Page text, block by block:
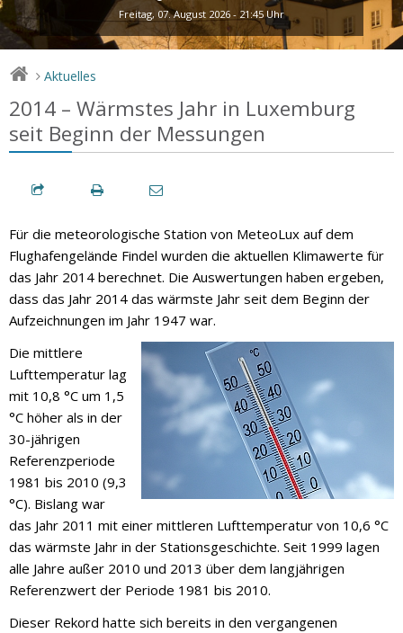
Freitag, 07. August 2026 - 21:45 Uhr
> Aktuelles
2014 – Wärmstes Jahr in Luxemburg
seit Beginn der Messungen
Für die meteorologische Station von MeteoLux auf dem
Flughafengelände Findel wurden die aktuellen Klimawerte für
das Jahr 2014 berechnet. Die Auswertungen haben ergeben,
dass das Jahr 2014 das wärmste Jahr seit dem Beginn der
Aufzeichnungen im Jahr 1947 war.
Die mittlere
Lufttemperatur lag
mit 10,8 °C um 1,5
°C höher als in der
30-jährigen
Referenzperiode
1981 bis 2010 (9,3
°C). Bislang war
das Jahr 2011 mit einer mittleren Lufttemperatur von 10,6 °C
das wärmste Jahr in der Stationsgeschichte. Seit 1999 lagen
alle Jahre außer 2010 und 2013 über dem langjährigen
Referenzwert der Periode 1981 bis 2010.
Dieser Rekord hatte sich bereits in den vergangenen